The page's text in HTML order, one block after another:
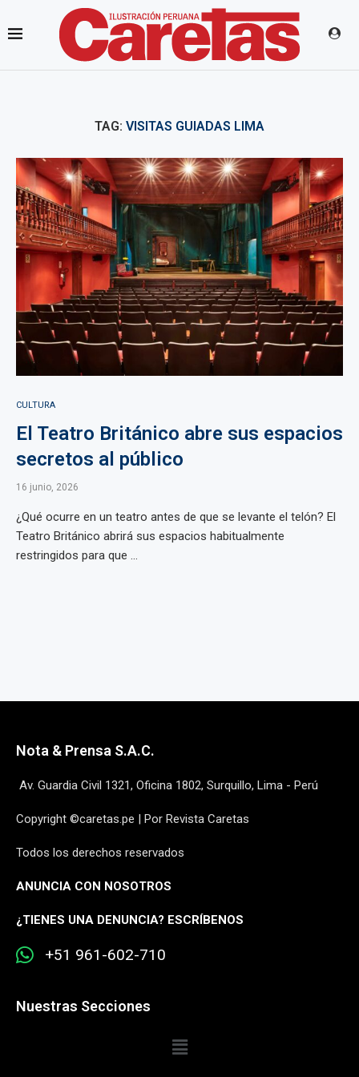
TAG: VISITAS GUIADAS LIMA
CULTURA
El Teatro Británico abre sus espacios
secretos al público
16 junio, 2026
¿Qué ocurre en un teatro antes de que se levante el telón? El
Teatro Británico abrirá sus espacios habitualmente
restringidos para que ...
Nota & Prensa S.A.C.
Av. Guardia Civil 1321, Oficina 1802, Surquillo, Lima - Perú
Copyright ©caretas.pe | Por Revista Caretas
Todos los derechos reservados
ANUNCIA CON NOSOTROS
¿TIENES UNA DENUNCIA? ESCRÍBENOS
+51 961-602-710
Nuestras Secciones